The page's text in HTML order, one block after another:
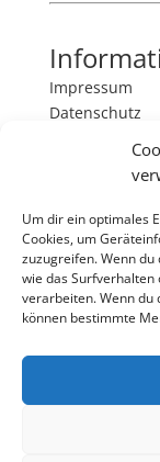
Um dir ein optimales
Cookies, um
zuzugreifen. Wenn
wie das Surfverhalten
verarbeiten. Wenn du
können bestimmte
Impressum
Datenschutz
Kontakt
Bahrenfelder
22761
040/8905263
E-Mail:
Follow